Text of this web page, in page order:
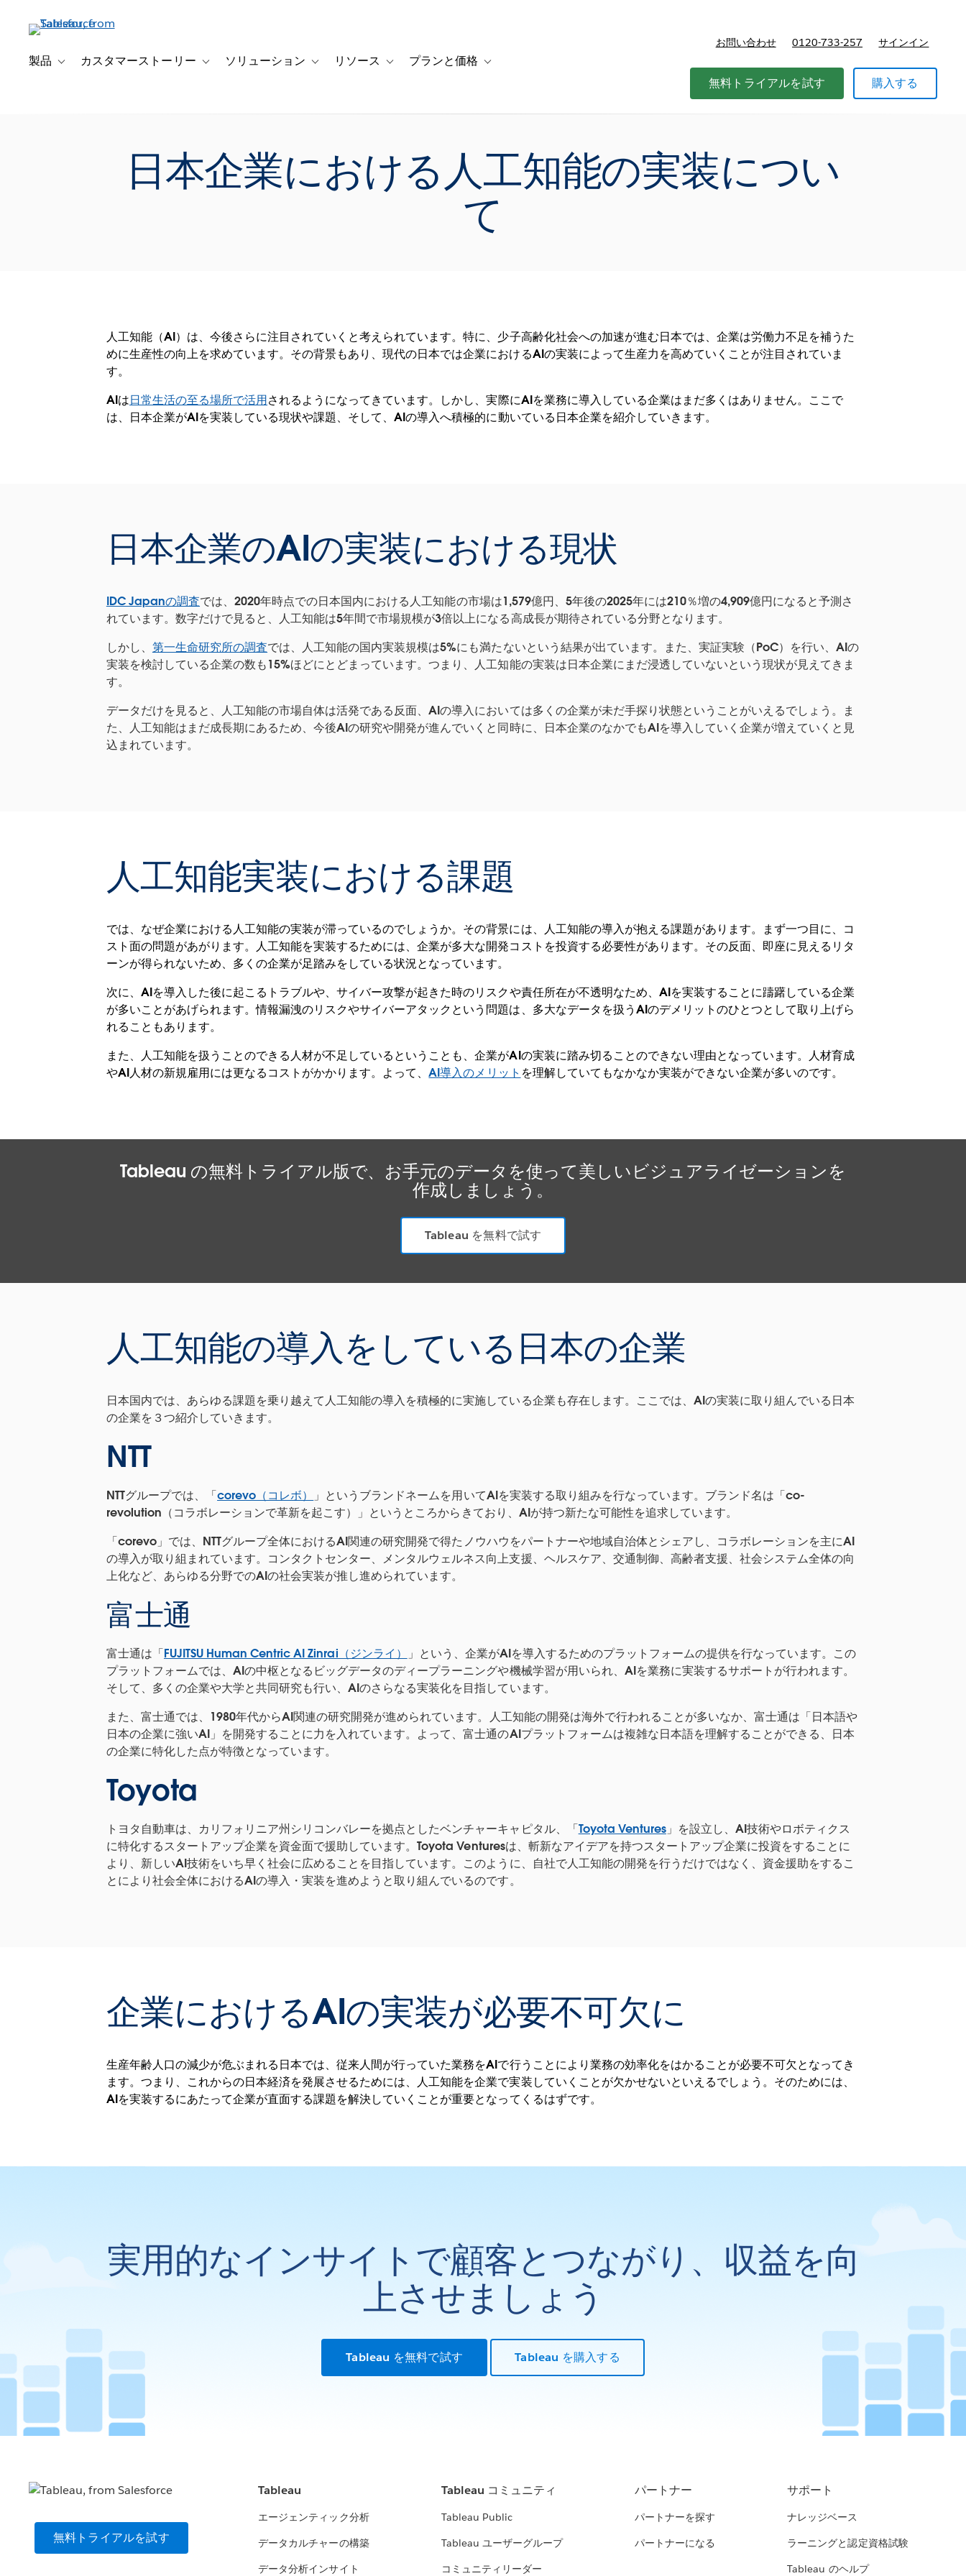
製品 Toggle sub-navigation for 製品
カスタマーストーリー Toggle sub-navigation for カスタマーストーリー
ソリューション Toggle sub-navigation for ソリューション
リソース Toggle sub-navigation for リソース
プランと価格 Toggle sub-navigation for プランと価格
お問い合わせ 0120-733-257 サインイン
無料トライアルを試す 購入する
日本企業における人工知能の実装につい
て
人工知能（AI）は、今後さらに注目されていくと考えられています。特に、少子高齢化社会への加速が進む日本では、企業は労働力不足を補うた
めに生産性の向上を求めています。その背景もあり、現代の日本では企業におけるAIの実装によって生産力を高めていくことが注目されていま
す。
AIは日常生活の至る場所で活用されるようになってきています。しかし、実際にAIを業務に導入している企業はまだ多くはありません。ここで
は、日本企業がAIを実装している現状や課題、そして、AIの導入へ積極的に動いている日本企業を紹介していきます。
日本企業のAIの実装における現状
IDC Japanの調査では、2020年時点での日本国内における人工知能の市場は1,579億円、5年後の2025年には210％増の4,909億円になると予測さ
れています。数字だけで見ると、人工知能は5年間で市場規模が3倍以上になる高成長が期待されている分野となります。
しかし、 第一生命研究所の調査では、人工知能の国内実装規模は5%にも満たないという結果が出ています。また、実証実験（PoC）を行い、AIの
実装を検討している企業の数も15%ほどにとどまっています。つまり、人工知能の実装は日本企業にまだ浸透していないという現状が見えてきま
す。
データだけを見ると、人工知能の市場自体は活発である反面、AIの導入においては多くの企業が未だ手探り状態ということがいえるでしょう。ま
た、人工知能はまだ成長期にあるため、今後AIの研究や開発が進んでいくと同時に、日本企業のなかでもAIを導入していく企業が増えていくと見
込まれています。
人工知能実装における課題
では、なぜ企業における人工知能の実装が滞っているのでしょうか。その背景には、人工知能の導入が抱える課題があります。まず一つ目に、コ
スト面の問題があがります。人工知能を実装するためには、企業が多大な開発コストを投資する必要性があります。その反面、即座に見えるリタ
ーンが得られないため、多くの企業が足踏みをしている状況となっています。
次に、AIを導入した後に起こるトラブルや、サイバー攻撃が起きた時のリスクや責任所在が不透明なため、AIを実装することに躊躇している企業
が多いことがあげられます。情報漏洩のリスクやサイバーアタックという問題は、多大なデータを扱うAIのデメリットのひとつとして取り上げら
れることもあります。
また、人工知能を扱うことのできる人材が不足しているということも、企業がAIの実装に踏み切ることのできない理由となっています。人材育成
やAI人材の新規雇用には更なるコストがかかります。よって、AI導入のメリット を理解していてもなかなか実装ができない企業が多いのです。
Tableau の無料トライアル版で、お手元のデータを使って美しいビジュアライゼーションを
作成しましょう。
Tableau を無料で試す
人工知能の導入をしている日本の企業
日本国内では、あらゆる課題を乗り越えて人工知能の導入を積極的に実施している企業も存在します。ここでは、AIの実装に取り組んでいる日本
の企業を３つ紹介していきます。
NTT
NTTグループでは、「corevo（コレボ）
」というブランドネームを用いてAIを実装する取り組みを行なっています。ブランド名は「co-
revolution（コラボレーションで革新を起こす）」というところからきており、AIが持つ新たな可能性を追求しています。
「corevo」では、NTTグループ全体におけるAI関連の研究開発で得たノウハウをパートナーや地域自治体とシェアし、コラボレーションを主にAI
の導入が取り組まれています。コンタクトセンター、メンタルウェルネス向上支援、ヘルスケア、交通制御、高齢者支援、社会システム全体の向
上化など、あらゆる分野でのAIの社会実装が推し進められています。
富士通
富士通は「FUJITSU Human Centric AI Zinrai（ジンライ）
」という、企業がAIを導入するためのプラットフォームの提供を行なっています。この
プラットフォームでは、AIの中枢となるビッグデータのディープラーニングや機械学習が用いられ、AIを業務に実装するサポートが行われます。
そして、多くの企業や大学と共同研究も行い、AIのさらなる実装化を目指しています。
また、富士通では、1980年代からAI関連の研究開発が進められています。人工知能の開発は海外で行われることが多いなか、富士通は「日本語や
日本の企業に強いAI」を開発することに力を入れています。よって、富士通のAIプラットフォームは複雑な日本語を理解することができる、日本
の企業に特化した点が特徴となっています。
Toyota
トヨタ自動車は、カリフォリニア州シリコンバレーを拠点としたベンチャーキャピタル、「Toyota Ventures」を設立し、AI技術やロボティクス
に特化するスタートアップ企業を資金面で援助しています。Toyota Venturesは、斬新なアイデアを持つスタートアップ企業に投資をすることに
より、新しいAI技術をいち早く社会に広めることを目指しています。このように、自社で人工知能の開発を行うだけではなく、資金援助をするこ
とにより社会全体におけるAIの導入・実装を進めようと取り組んでいるのです。
企業におけるAIの実装が必要不可欠に
生産年齢人口の減少が危ぶまれる日本では、従来人間が行っていた業務をAIで行うことにより業務の効率化をはかることが必要不可欠となってき
ます。つまり、これからの日本経済を発展させるためには、人工知能を企業で実装していくことが欠かせないといえるでしょう。そのためには、
AIを実装するにあたって企業が直面する課題を解決していくことが重要となってくるはずです。
実用的なインサイトで顧客とつながり、収益を向
上させましょう
Tableau を無料で試す Tableau を購入する
無料トライアルを試す
Tableau
エージェンティック分析
データカルチャーの構築
データ分析インサイト
Tableau コミュニティ
Tableau Public
Tableau ユーザーグループ
コミュニティリーダー
パートナー
パートナーを探す
パートナーになる
サポート
ナレッジベース
ラーニングと認定資格試験
Tableau のヘルプ